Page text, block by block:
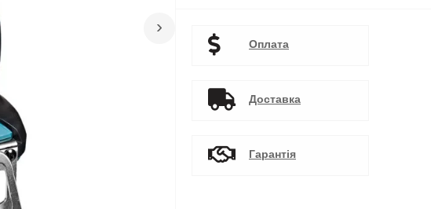
›
Оплата
Доставка
Гарантія